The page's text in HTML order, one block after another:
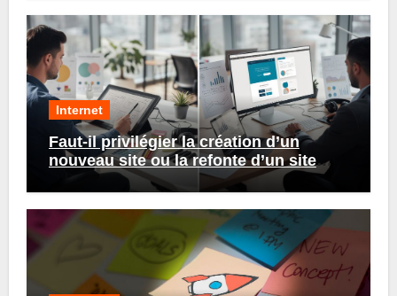
Internet
Faut-il privilégier la création d’un
nouveau site ou la refonte d’un site
existant ?